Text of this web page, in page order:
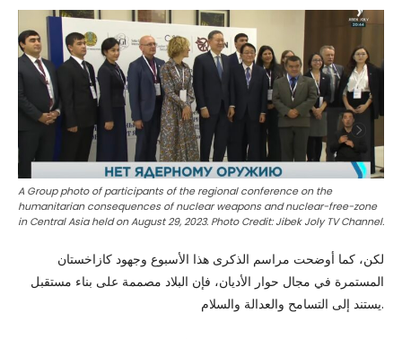
A Group photo of participants of the regional conference on the
humanitarian consequences of nuclear weapons and nuclear-free-zone
in Central Asia held on August 29, 2023. Photo Credit: Jibek Joly TV Channel.
لكن، كما أوضحت مراسم الذكرى هذا الأسبوع وجهود كازاخستان
المستمرة في مجال حوار الأديان، فإن البلاد مصممة على بناء مستقبل
يستند إلى التسامح والعدالة والسلام.